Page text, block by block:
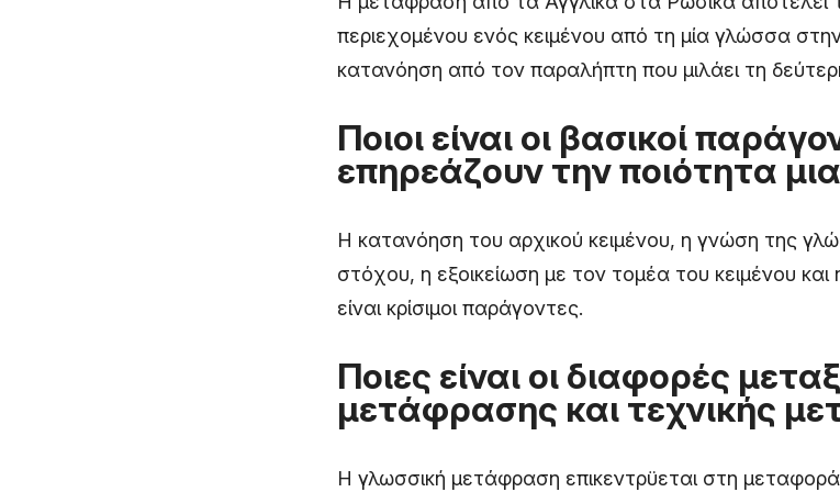
περιεχομένου ενός κειμένου από τη μία γλώσσα
κατανόηση από τον παραλήπτη που μιλάει τη
Ποιοι είναι οι βασικοί
επηρεάζουν την ποιότητα
Η κατανόηση του αρχικού κειμένου, η γνώση της
στόχου, η εξοικείωση με τον τομέα του κειμένου
είναι κρίσιμοι παράγοντες.
Ποιες είναι οι διαφορές
μετάφρασης και τεχνικής
Η γλωσσική μετάφραση επικεντρϋεται στη